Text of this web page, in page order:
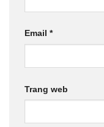
Email *
Trang web